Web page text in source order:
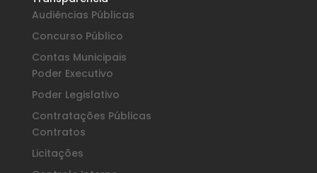
Audiências Públicas
Concurso Público
Contas Municipais
Poder Executivo
Poder Legislativo
Contratações Públicas
Contratos
Licitações